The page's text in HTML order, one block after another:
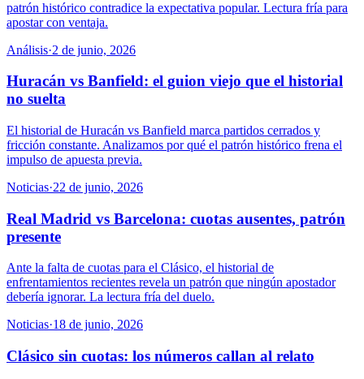
patrón histórico contradice la expectativa popular. Lectura fría para
apostar con ventaja.
Análisis·2 de junio, 2026
Huracán vs Banfield: el guion viejo que el historial
no suelta
El historial de Huracán vs Banfield marca partidos cerrados y
fricción constante. Analizamos por qué el patrón histórico frena el
impulso de apuesta previa.
Noticias·22 de junio, 2026
Real Madrid vs Barcelona: cuotas ausentes, patrón
presente
Ante la falta de cuotas para el Clásico, el historial de
enfrentamientos recientes revela un patrón que ningún apostador
debería ignorar. La lectura fría del duelo.
Noticias·18 de junio, 2026
Clásico sin cuotas: los números callan al relato